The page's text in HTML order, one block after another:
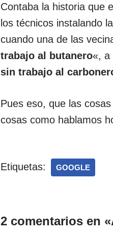
Contaba la historia que
los técnicos instalando
cuando una de las
trabajo al butanero«, a
sin trabajo al
Pues eso, que las
cosas como hablamos
Etiquetas: GOOGLE
2 comentarios en